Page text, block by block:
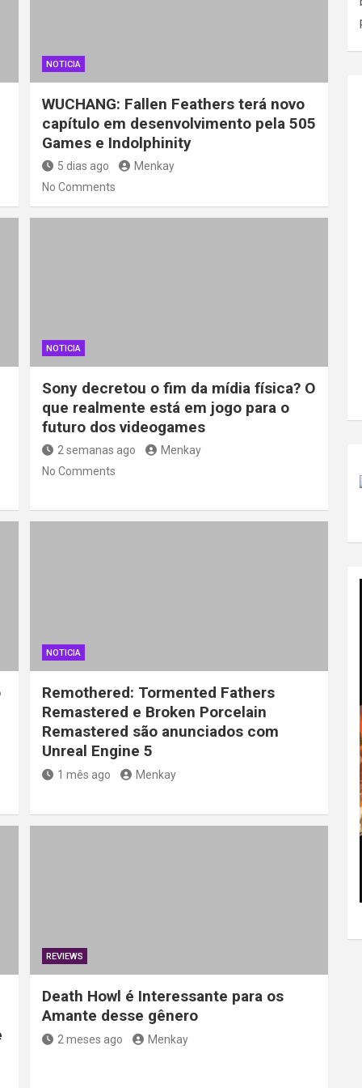
NOTICIA
WUCHANG: Fallen Feathers terá novo
capítulo em desenvolvimento pela 505
Games e Indolphinity
5 dias ago
Menkay
No Comments
NOTICIA
Sony decretou o fim da mídia física? O
que realmente está em jogo para o
futuro dos videogames
2 semanas ago
Menkay
No Comments
NOTICIA
Remothered: Tormented Fathers
Remastered e Broken Porcelain
Remastered são anunciados com
Unreal Engine 5
1 mês ago Menkay
REVIEWS
Death Howl é Interessante para os
Amante desse gênero
2 meses ago Menkay